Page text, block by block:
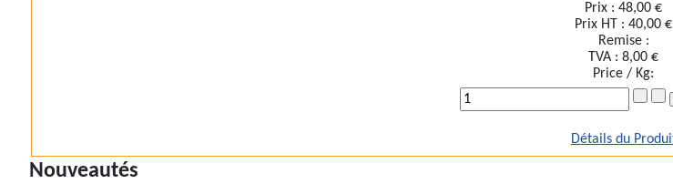
Prix :48,00 €
Prix HT :40,00 €
Remise :
TVA :8,00 €
Price / Kg:
Détails du
Nouveautés